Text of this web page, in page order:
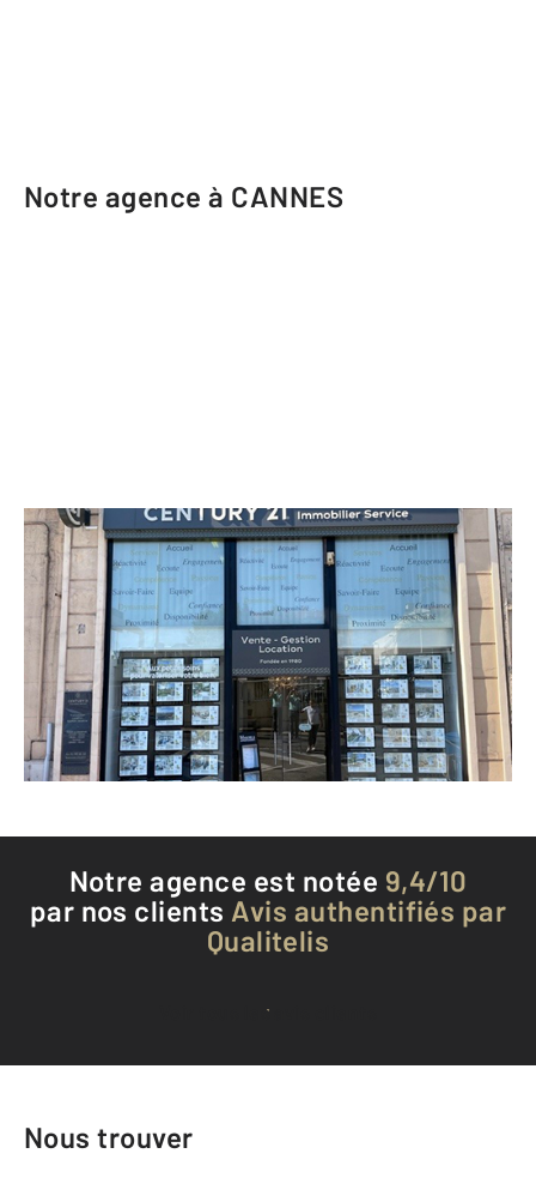
Notre agence à CANNES
CENTURY 21 Immobilier Service
2 boulevard d'Alsace
CANNES - 06400
Envoyer un message
Téléphoner à l'agence
Notre agence est notée 9,4/10
par nos clients Avis authentifiés par
Qualitelis
Voir tous les avis clients
Nous trouver